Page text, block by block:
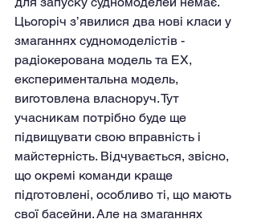
Цьогоріч з’явилися два нові класи у
змаганнях судномоделістів -
радіокерована модель та ЕХ,
експериментальна модель,
виготовлена власноруч. Тут
учасникам потрібно буде ще
підвищувати свою вправність і
майстерність. Відчувається, звісно,
що окремі команди краще
підготовлені, особливо ті, що мають
свої басейни. Але на змаганнях